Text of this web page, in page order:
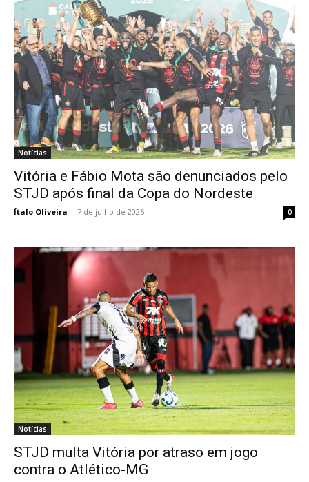
Notícias
Vitória e Fábio Mota são denunciados pelo
STJD após final da Copa do Nordeste
Ítalo Oliveira - 7 de julho de 2026 0
Notícias
STJD multa Vitória por atraso em jogo
contra o Atlético-MG